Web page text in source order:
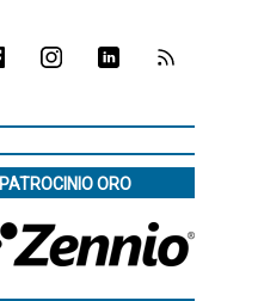
PATROCINIO ORO